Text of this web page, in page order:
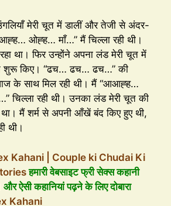
मेरी चूत में डालीं और तेजी से अंदर-
ओह्ह… माँ…” मैं चिल्ला रही थी।
था। फिर उन्होंने अपना लंड मेरी चूत में
शुरू किए। “ढच… ढच… ढच…” की
के साथ मिल रही थी। मैं “आआह्ह…
चिल्ला रही थी। उनका लंड मेरी चूत की
था। मैं शर्म से अपनी आँखें बंद किए हुए थी,
थी।
Kahani | Couple ki Chudai Ki
हमारी वेबसाइट फ्री सेक्स कहानी
ऐसी कहानियां पढ़ने के लिए दोबारा
Kahani